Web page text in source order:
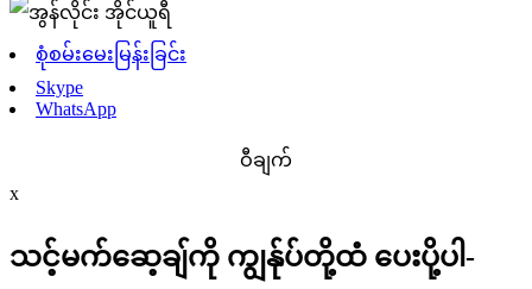
စုံစမ်းမေးမြန်းခြင်း
Skype
WhatsApp
ဝီချက်
x
သင့်မက်ဆေ့ချ်ကို ကျွန်ုပ်တို့ထံ ပေးပို့ပါ-